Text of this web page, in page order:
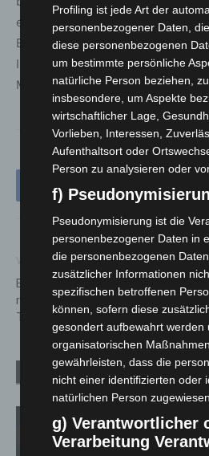
etwa das Technische Hilfswerk
Beseitigung biologischer
Informationen zum Programm
Mai online abrufbar.
Vorheriger Artikel
Baustelle Buswendeanlage
reicht vom 2. bis 5. Mai in die
Theodor-Heuss-Straße
Verwandte Artikel Mehr vom
M’era Luna
Hildesheim
Profiling ist jede Art der
personenbezogener Daten,
diese personenbezogenen
um bestimmte persönliche
natürliche Person beziehen,
insbesondere, um Aspekte
wirtschaftlicher Lage,
Vorlieben, Interessen,
Aufenthaltsort oder
Person zu analysieren oder
f)
Pseudonymisierung ist die
personenbezogener Daten in
die personenbezogenen
zusätzlicher Informationen
spezifischen betroffenen
können, sofern diese
gesondert aufbewahrt werden
organisatorischen
gewährleisten, dass die
nicht einer identifizierten oder
natürlichen Person
g) Verantwortlicher
Verarbeitung